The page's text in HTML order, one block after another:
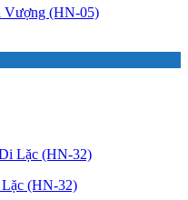
Vượng (HN-05)
(HN-32)